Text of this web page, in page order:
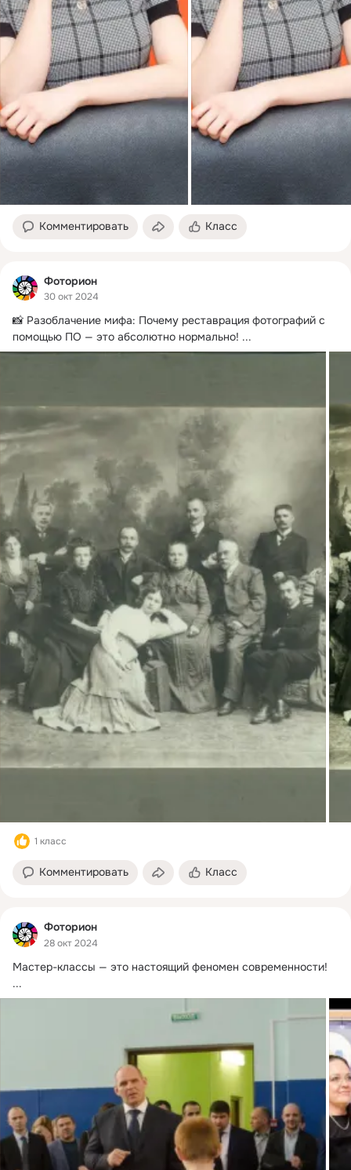
Комментировать Класс
Фоторион
30 окт 2024
📸 Разоблачение мифа: Почему реставрация фотографий с
помощью ПО — это абсолютно нормально! ...
1 класс
Комментировать Класс
Фоторион
28 окт 2024
Мастер-классы — это настоящий феномен современности!
...